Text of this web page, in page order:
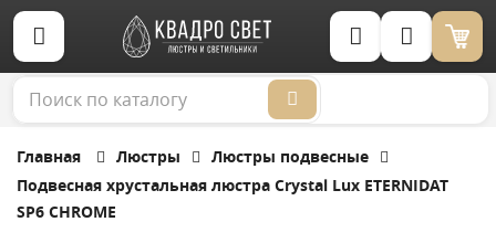
Корзина (0)
Главная Люстры
Люстры подвесные
Подвесная хрустальная люстра Crystal Lux ETERNIDAT
SP6 CHROME